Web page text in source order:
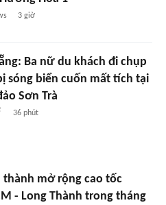
3 giờ
Ba nữ du khách đi chụp
sóng biển cuốn mất tích tại
Sơn Trà
36 phút
thành mở rộng cao tốc
- Long Thành trong tháng